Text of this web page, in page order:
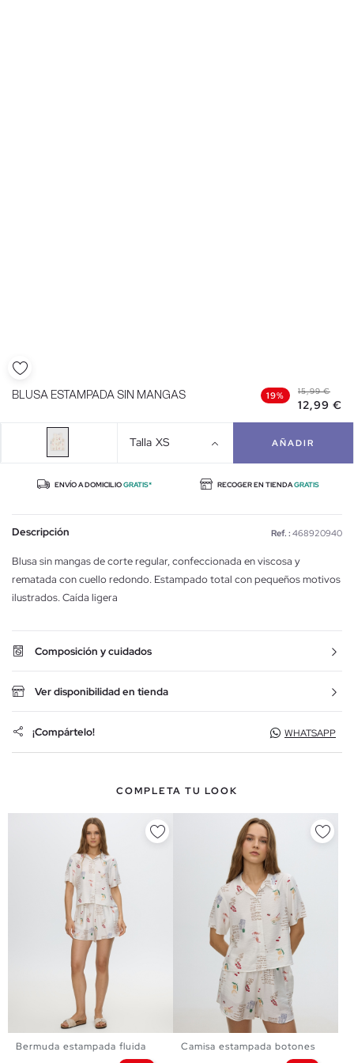
BLUSA ESTAMPADA SIN MANGAS 19% 15,99 €
12,99 €
Talla XS AÑADIR
ENVÍO A DOMICILIOGRATIS* RECOGER EN TIENDAGRATIS
Descripción Ref. : 468920940
Blusa sin mangas de corte regular, confeccionada en viscosa y
rematada con cuello redondo. Estampado total con pequeños motivos
ilustrados. Caída ligera
Composición y cuidados
Ver disponibilidad en tienda
¡Compártelo! WHATSAPP
COMPLETA TU LOOK
M
Bermuda estampada fluida
S
Camisa estampada botones